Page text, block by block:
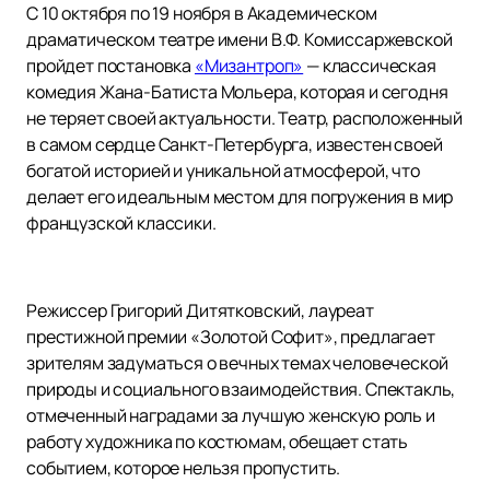
С 10 октября по 19 ноября в Академическом
драматическом театре имени В.Ф. Комиссаржевской
пройдет постановка «Мизантроп» — классическая
комедия Жана-Батиста Мольера, которая и сегодня
не теряет своей актуальности. Театр, расположенный
в самом сердце Санкт-Петербурга, известен своей
богатой историей и уникальной атмосферой, что
делает его идеальным местом для погружения в мир
французской классики.
Режиссер Григорий Дитятковский, лауреат
престижной премии «Золотой Софит», предлагает
зрителям задуматься о вечных темах человеческой
природы и социального взаимодействия. Спектакль,
отмеченный наградами за лучшую женскую роль и
работу художника по костюмам, обещает стать
событием, которое нельзя пропустить.